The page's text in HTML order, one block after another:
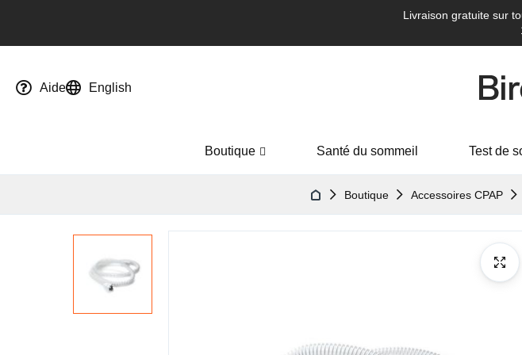
Livraison gratuite sur
Aide English
Boutique Santé du sommeil Test de
Boutique Accessoires CPAP
Passer
de